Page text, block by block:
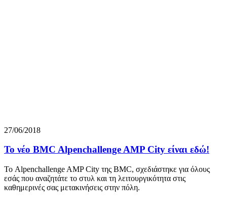
27/06/2018
Το νέο BMC Alpenchallenge AMP City είναι εδώ!
Το Alpenchallenge AMP City της BMC, σχεδιάστηκε για όλους
εσάς που αναζητάτε το στυλ και τη λειτουργικότητα στις
καθημερινές σας μετακινήσεις στην πόλη.